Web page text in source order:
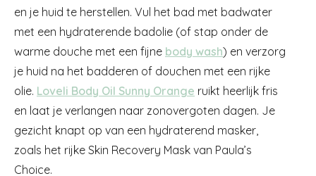
en je huid te herstellen. Vul het bad met badwater
met een hydraterende badolie (of stap onder de
warme douche met een fijne body wash) en verzorg
je huid na het badderen of douchen met een rijke
olie. Loveli Body Oil Sunny Orange ruikt heerlijk fris
en laat je verlangen naar zonovergoten dagen. Je
gezicht knapt op van een hydraterend masker,
zoals het rijke Skin Recovery Mask van Paula’s
Choice.